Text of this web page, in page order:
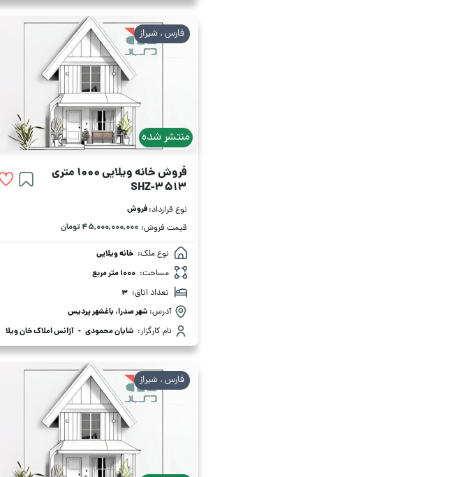
منتشر شده
فارس . شیراز
فروش خانه ویلایی 1000 متری
SHZ-3513
نوع قرارداد:فروش
قیمت فروش: ۴۵,۰۰۰,۰۰۰,۰۰۰ تومان
نوع ملک: خانه ویلایی
مساحت: 1000 متر مربع
تعداد اتاق: 3
آدرس: شهر صدرا، باغشهر پردیس
نام کارگزار: شایان محمودی - آژانس املاک خان ویلا
فارس . شیراز